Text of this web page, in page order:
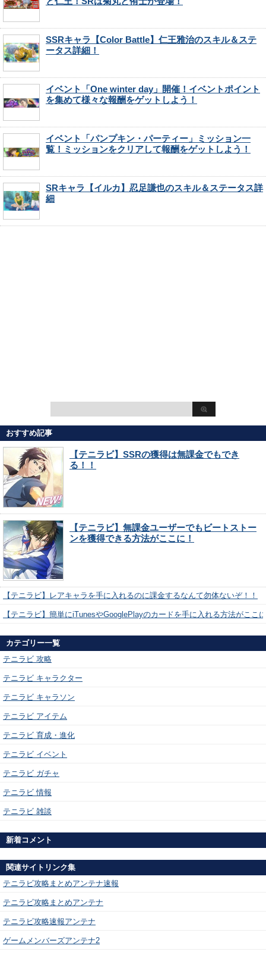
SSRキャラ【Color Battle】仁王雅治のスキル＆ステ
ータス詳細！
イベント「One winter day」開催！イベントポイント
を集めて様々な報酬をゲットしよう！
イベント「パンプキン・パーティー」ミッション一
覧！ミッションをクリアして報酬をゲットしよう！
SRキャラ【イルカ】忍足謙也のスキル＆ステータス詳
細
おすすめ記事
【テニラビ】SSRの獲得は無課金でもでき
る！！
【テニラビ】無課金ユーザーでもビートストー
ンを獲得できる方法がここに！
【テニラビ】レアキャラを手に入れるのに課金するなんて勿体ないぞ！！
【テニラビ】簡単にiTunesやGooglePlayのカードを手に入れる方法がここ
カテゴリー一覧
テニラビ 攻略
テニラビ キャラクター
テニラビ キャラソン
テニラビ アイテム
テニラビ 育成・進化
テニラビ イベント
テニラビ ガチャ
テニラビ 情報
テニラビ 雑談
新着コメント
関連サイトリンク集
テニラビ攻略まとめアンテナ速報
テニラビ攻略まとめアンテナ
テニラビ攻略速報アンテナ
ゲームメンバーズアンテナ2